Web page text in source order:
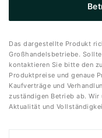
Das dargestellte Produkt
Großhandelsbetriebe.
kontaktieren Sie bitte den
Produktpreise und genaue
Kaufverträge und
zuständigen Betrieb ab. Wir
Aktualität und